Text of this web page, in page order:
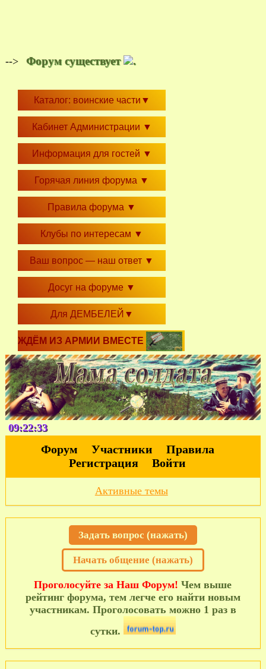
--> Форум существует .
Каталог: воинские части ▼
Кабинет Администрации ▼
Информация для гостей ▼
Горячая линия форума ▼
Правила форума ▼
Клубы по интересам ▼
Ваш вопрос — наш ответ ▼
Досуг на форуме ▼
Для ДЕМБЕЛЕЙ ▼
ЖДЁМ ИЗ АРМИИ ВМЕСТЕ
09:22:34
Форум Участники
Правила
Регистрация
Войти
Активные темы
Задать вопрос (нажать)
Начать общение (нажать)
Проголосуйте за Наш Форум! Чем выше
рейтинг форума, тем легче его найти новым
участникам. Проголосовать можно 1 раз в
сутки.